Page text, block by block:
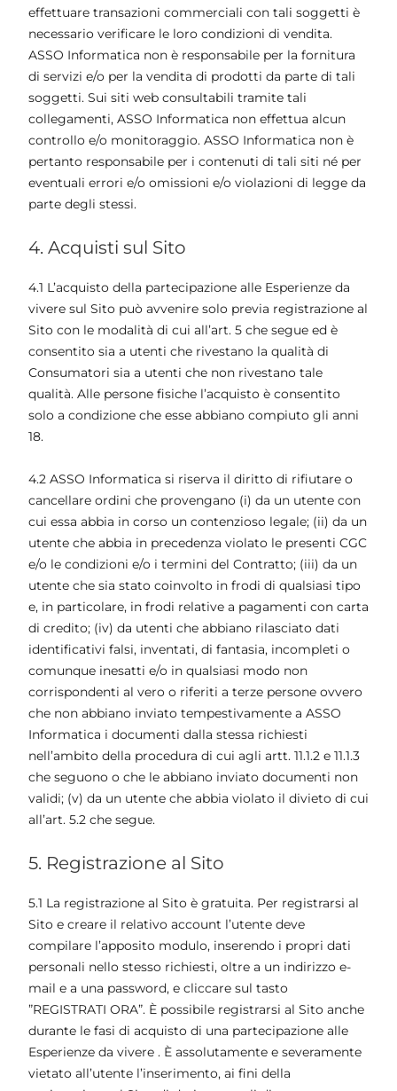
effettuare transazioni commerciali con tali soggetti è
necessario verificare le loro condizioni di vendita.
ASSO Informatica non è responsabile per la fornitura
di servizi e/o per la vendita di prodotti da parte di tali
soggetti. Sui siti web consultabili tramite tali
collegamenti, ASSO Informatica non effettua alcun
controllo e/o monitoraggio. ASSO Informatica non è
pertanto responsabile per i contenuti di tali siti né per
eventuali errori e/o omissioni e/o violazioni di legge da
parte degli stessi.
4. Acquisti sul Sito
4.1 L’acquisto della partecipazione alle Esperienze da
vivere sul Sito può avvenire solo previa registrazione al
Sito con le modalità di cui all’art. 5 che segue ed è
consentito sia a utenti che rivestano la qualità di
Consumatori sia a utenti che non rivestano tale
qualità. Alle persone fisiche l’acquisto è consentito
solo a condizione che esse abbiano compiuto gli anni
18.
4.2 ASSO Informatica si riserva il diritto di rifiutare o
cancellare ordini che provengano (i) da un utente con
cui essa abbia in corso un contenzioso legale; (ii) da un
utente che abbia in precedenza violato le presenti CGC
e/o le condizioni e/o i termini del Contratto; (iii) da un
utente che sia stato coinvolto in frodi di qualsiasi tipo
e, in particolare, in frodi relative a pagamenti con carta
di credito; (iv) da utenti che abbiano rilasciato dati
identificativi falsi, inventati, di fantasia, incompleti o
comunque inesatti e/o in qualsiasi modo non
corrispondenti al vero o riferiti a terze persone ovvero
che non abbiano inviato tempestivamente a ASSO
Informatica i documenti dalla stessa richiesti
nell’ambito della procedura di cui agli artt. 11.1.2 e 11.1.3
che seguono o che le abbiano inviato documenti non
validi; (v) da un utente che abbia violato il divieto di cui
all’art. 5.2 che segue.
5. Registrazione al Sito
5.1 La registrazione al Sito è gratuita. Per registrarsi al
Sito e creare il relativo account l’utente deve
compilare l’apposito modulo, inserendo i propri dati
personali nello stesso richiesti, oltre a un indirizzo e-
mail e a una password, e cliccare sul tasto
”REGISTRATI ORA”. È possibile registrarsi al Sito anche
durante le fasi di acquisto di una partecipazione alle
Esperienze da vivere . È assolutamente e severamente
vietato all’utente l’inserimento, ai fini della